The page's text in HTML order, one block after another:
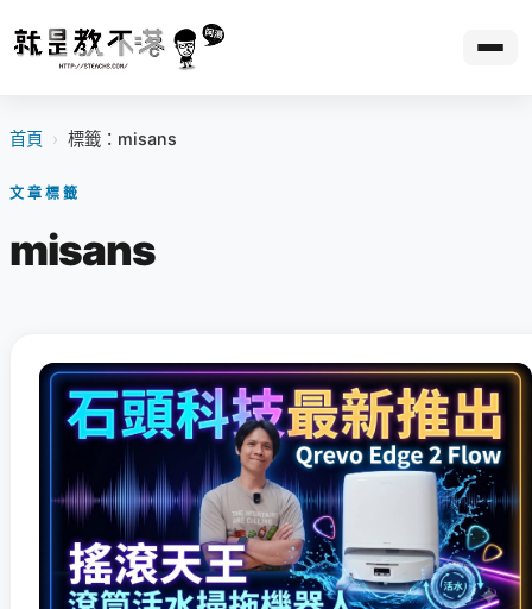
首頁 › 標籤：misans
文章標籤
misans